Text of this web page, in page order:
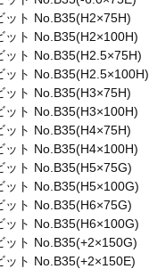
ット No.B35(H2×75H)
ット No.B35(H2×100H)
ット No.B35(H2.5×75H)
ット No.B35(H2.5×100H)
ット No.B35(H3×75H)
ット No.B35(H3×100H)
ット No.B35(H4×75H)
ット No.B35(H4×100H)
ット No.B35(H5×75G)
ット No.B35(H5×100G)
ット No.B35(H6×75G)
ット No.B35(H6×100G)
ット No.B35(+2×150G)
ット No.B35(+2×150E)